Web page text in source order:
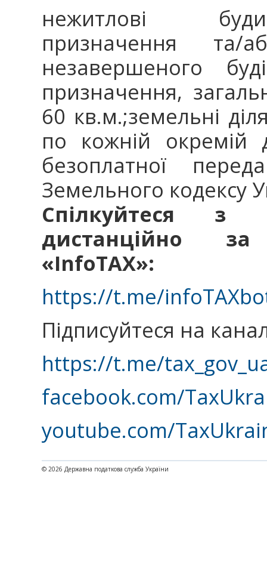
нежитлові
призначення та/
незавершеного
призначення,
60 кв.м.;земельні
по кожній окремій
безоплатної
Земельного кодексу
Спілкуйтеся з
дистанційно
«InfoTAX»:
https://t.me/
Підписуйтеся на
https://t.me/
facebook.com/
youtube.com/
© 2026 Державна податкова служба України